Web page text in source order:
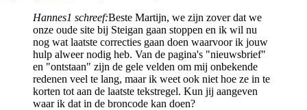
Hannes1 schreef:Beste Martijn, we zijn zover dat we
onze oude site bij Steigan gaan stoppen en ik wil nu
nog wat laatste correcties gaan doen waarvoor ik jouw
hulp alweer nodig heb. Van de pagina's "nieuwsbrief"
en "ontstaan" zijn de gele velden om mij onbekende
redenen veel te lang, maar ik weet ook niet hoe ze in te
korten tot aan de laatste tekstregel. Kun jij aangeven
waar ik dat in de broncode kan doen?